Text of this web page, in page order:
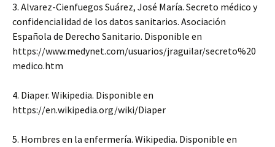
3. Alvarez-Cienfuegos Suárez, José María. Secreto médico y
confidencialidad de los datos sanitarios. Asociación
Española de Derecho Sanitario. Disponible en
https://www.medynet.com/usuarios/jraguilar/secreto%20
medico.htm
4. Diaper. Wikipedia. Disponible en
https://en.wikipedia.org/wiki/Diaper
5. Hombres en la enfermería. Wikipedia. Disponible en